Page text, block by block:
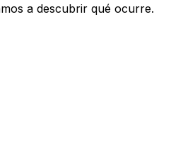
a descubrir qué ocurre.